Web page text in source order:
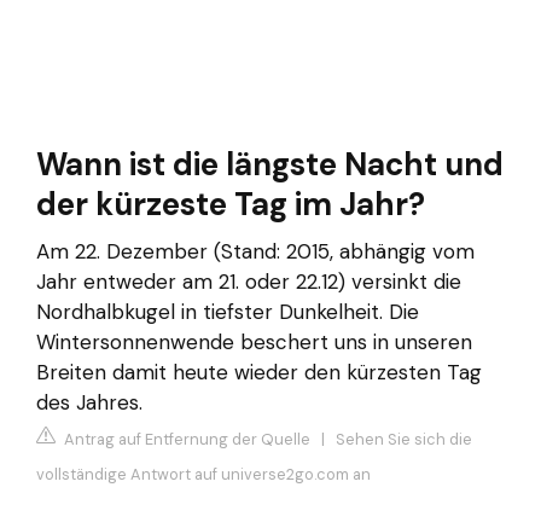
Wann ist die längste Nacht und
der kürzeste Tag im Jahr?
Am 22. Dezember (Stand: 2015, abhängig vom
Jahr entweder am 21. oder 22.12) versinkt die
Nordhalbkugel in tiefster Dunkelheit. Die
Wintersonnenwende beschert uns in unseren
Breiten damit heute wieder den kürzesten Tag
des Jahres.
Antrag auf Entfernung der Quelle | Sehen Sie sich die
vollständige Antwort auf universe2go.com an